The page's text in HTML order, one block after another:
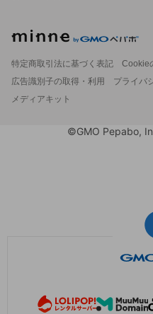
特定商取引法に基づく表記
Cookie
広告識別子の取得・利用
プライバ
メディアキット
©GMO Pepabo,